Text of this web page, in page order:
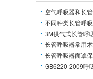
空气呼吸器和长
不同种类长管呼
3M供气式长管呼
长管呼吸器常用
长管呼吸器面罩
GB6220-2009呼